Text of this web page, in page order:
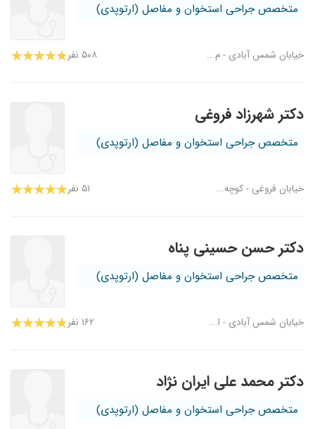
متخصص جراحی استخوان و مفاصل (ارتوپدی)
خیابان شمس آبادی - م... ۵۰۸ نفر
دکتر شهرزاد فروغی
متخصص جراحی استخوان و مفاصل (ارتوپدی)
خیابان فروغی - کوچه... ۵۱ نفر
دکتر حسن حسینی پناه
متخصص جراحی استخوان و مفاصل (ارتوپدی)
خیابان شمس آبادی - ا... ۱۶۲ نفر
دکتر محمد علی ایران نژاد
متخصص جراحی استخوان و مفاصل (ارتوپدی)